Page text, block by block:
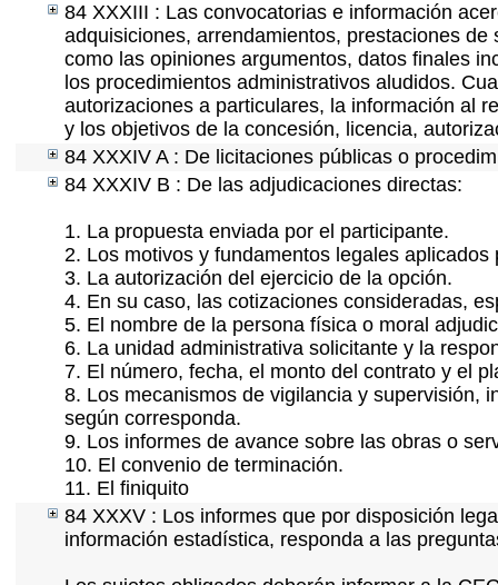
84 XXXIII : Las convocatorias e información
adquisiciones, arrendamientos, prestaciones
como las opiniones argumentos, datos finales
los procedimientos administrativos aludidos.
autorizaciones a particulares, la información al
y los objetivos de la concesión, licencia,
84 XXXIV A : De licitaciones públicas o
84 XXXIV B : De las adjudicaciones directas:
1. La propuesta enviada por el participante.
2. Los motivos y fundamentos legales aplicados
3. La autorización del ejercicio de la opción.
4. En su caso, las cotizaciones consideradas,
5. El nombre de la persona física o moral
6. La unidad administrativa solicitante y la
7. El número, fecha, el monto del contrato y el
8. Los mecanismos de vigilancia y supervisión,
según corresponda.
9. Los informes de avance sobre las obras o
10. El convenio de terminación.
11. El finiquito
84 XXXV : Los informes que por disposición
información estadística, responda a las